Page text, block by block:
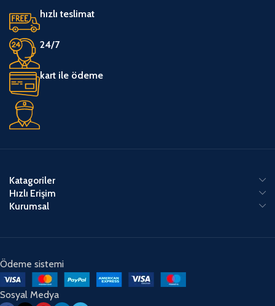
hızlı teslimat
24/7
kart ile ödeme
Katagoriler
Hızlı Erişim
Kurumsal
Ödeme sistemi
Sosyal Medya